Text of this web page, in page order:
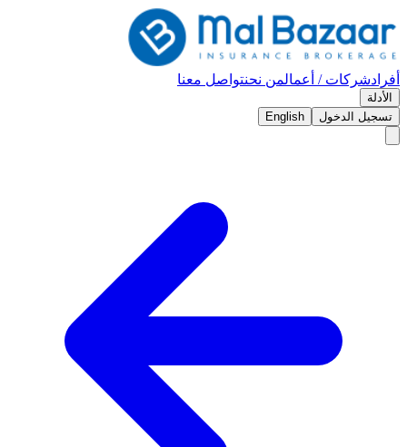
أفرادشركات / أعمالمن نحنتواصل معنا
الأدلة
تسجيل الدخول
English